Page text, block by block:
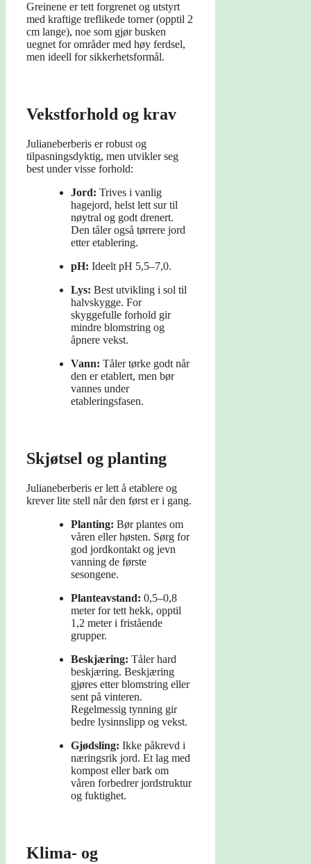
Greinene er tett forgrenet og utstyrt
med kraftige treflikede torner (opptil 2
cm lange), noe som gjør busken
uegnet for områder med høy ferdsel,
men ideell for sikkerhetsformål.
Vekstforhold og krav
Julianeberberis er robust og
tilpasningsdyktig, men utvikler seg
best under visse forhold:
Jord: Trives i vanlig
hagejord, helst lett sur til
nøytral og godt drenert.
Den tåler også tørrere jord
etter etablering.
pH: Ideelt pH 5,5–7,0.
Lys: Best utvikling i sol til
halvskygge. For
skyggefulle forhold gir
mindre blomstring og
åpnere vekst.
Vann: Tåler tørke godt når
den er etablert, men bør
vannes under
etableringsfasen.
Skjøtsel og planting
Julianeberberis er lett å etablere og
krever lite stell når den først er i gang.
Planting: Bør plantes om
våren eller høsten. Sørg for
god jordkontakt og jevn
vanning de første
sesongene.
Planteavstand: 0,5–0,8
meter for tett hekk, opptil
1,2 meter i fristående
grupper.
Beskjæring: Tåler hard
beskjæring. Beskjæring
gjøres etter blomstring eller
sent på vinteren.
Regelmessig tynning gir
bedre lysinnslipp og vekst.
Gjødsling: Ikke påkrevd i
næringsrik jord. Et lag med
kompost eller bark om
våren forbedrer jordstruktur
og fuktighet.
Klima- og